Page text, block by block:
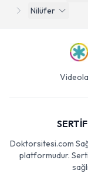
Nilüfer
Doktorsitesi.com
platformudur.